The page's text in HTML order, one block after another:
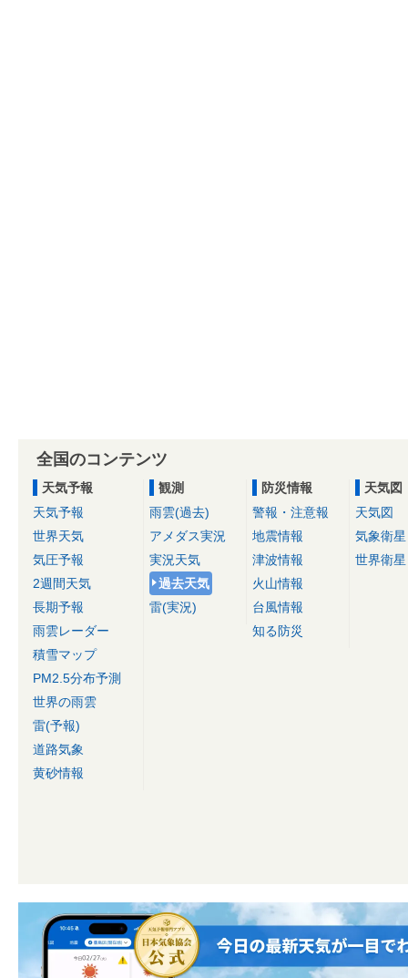
全国のコンテンツ
天気予報
天気予報
世界天気
気圧予報
2週間天気
長期予報
雨雲レーダー
積雪マップ
PM2.5分布予測
世界の雨雲
雷(予報)
道路気象
黄砂情報
観測
雨雲(過去)
アメダス実況
実況天気
過去天気
雷(実況)
防災情報
警報・注意報
地震情報
津波情報
火山情報
台風情報
知る防災
天気図
天気図
気象衛星
世界衛星